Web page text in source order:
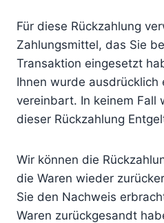
Für diese Rückzahlung
Zahlungsmittel, das Sie
Transaktion eingesetzt
Ihnen wurde ausdrücklich
vereinbart. In keinem Fall
dieser Rückzahlung
Wir können die
die Waren wieder
Sie den Nachweis
Waren zurückgesandt